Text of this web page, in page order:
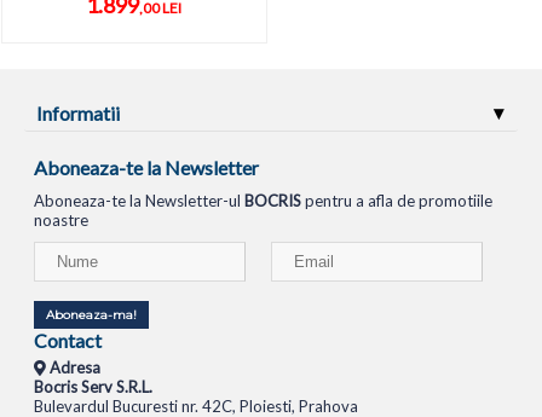
,00 LEI
Informatii
Aboneaza-te la Newsletter
Aboneaza-te la Newsletter-ul BOCRISpentru a afla de promotiile
noastre
Aboneaza-ma!
Contact
Adresa
Bocris Serv S.R.L.
Bulevardul Bucuresti nr. 42C, Ploiesti, Prahova